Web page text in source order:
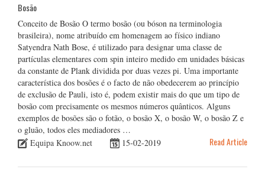
Bosão
Conceito de Bosão O termo bosão (ou bóson na terminologia
brasileira), nome atribuído em homenagem ao físico indiano
Satyendra Nath Bose, é utilizado para designar uma classe de
partículas elementares com spin inteiro medido em unidades básicas
da constante de Plank dividida por duas vezes pi. Uma importante
característica dos bosões é o facto de não obedecerem ao princípio
de exclusão de Pauli, isto é, podem existir mais do que um tipo de
bosão com precisamente os mesmos números quânticos. Alguns
exemplos de bosões são o fotão, o bosão X, o bosão W, o bosão Z e
o gluão, todos eles mediadores …
Equipa Knoow.net
15-02-2019 Read Article